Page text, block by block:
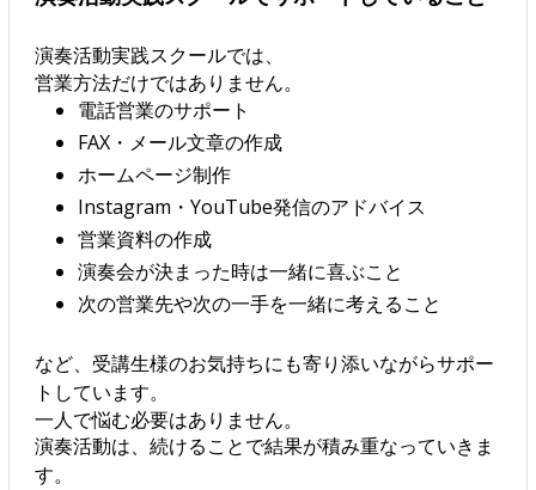
演奏活動実践スクールでは、
営業方法だけではありません。
電話営業のサポート
FAX・メール文章の作成
ホームページ制作
Instagram・YouTube発信のアドバイス
営業資料の作成
演奏会が決まった時は一緒に喜ぶこと
次の営業先や次の一手を一緒に考えること
など、受講生様のお気持ちにも寄り添いながらサポー
トしています。
一人で悩む必要はありません。
演奏活動は、続けることで結果が積み重なっていきま
す。